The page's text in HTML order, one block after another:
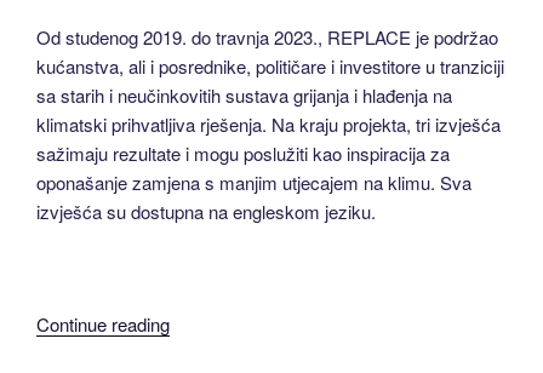
Od studenog 2019. do travnja 2023., REPLACE je podržao
kućanstva, ali i posrednike, političare i investitore u tranziciji
sa starih i neučinkovitih sustava grijanja i hlađenja na
klimatski prihvatljiva rješenja. Na kraju projekta, tri izvješća
sažimaju rezultate i mogu poslužiti kao inspiracija za
oponašanje zamjena s manjim utjecajem na klimu. Sva
izvješća su dostupna na engleskom jeziku.
Continue reading“U